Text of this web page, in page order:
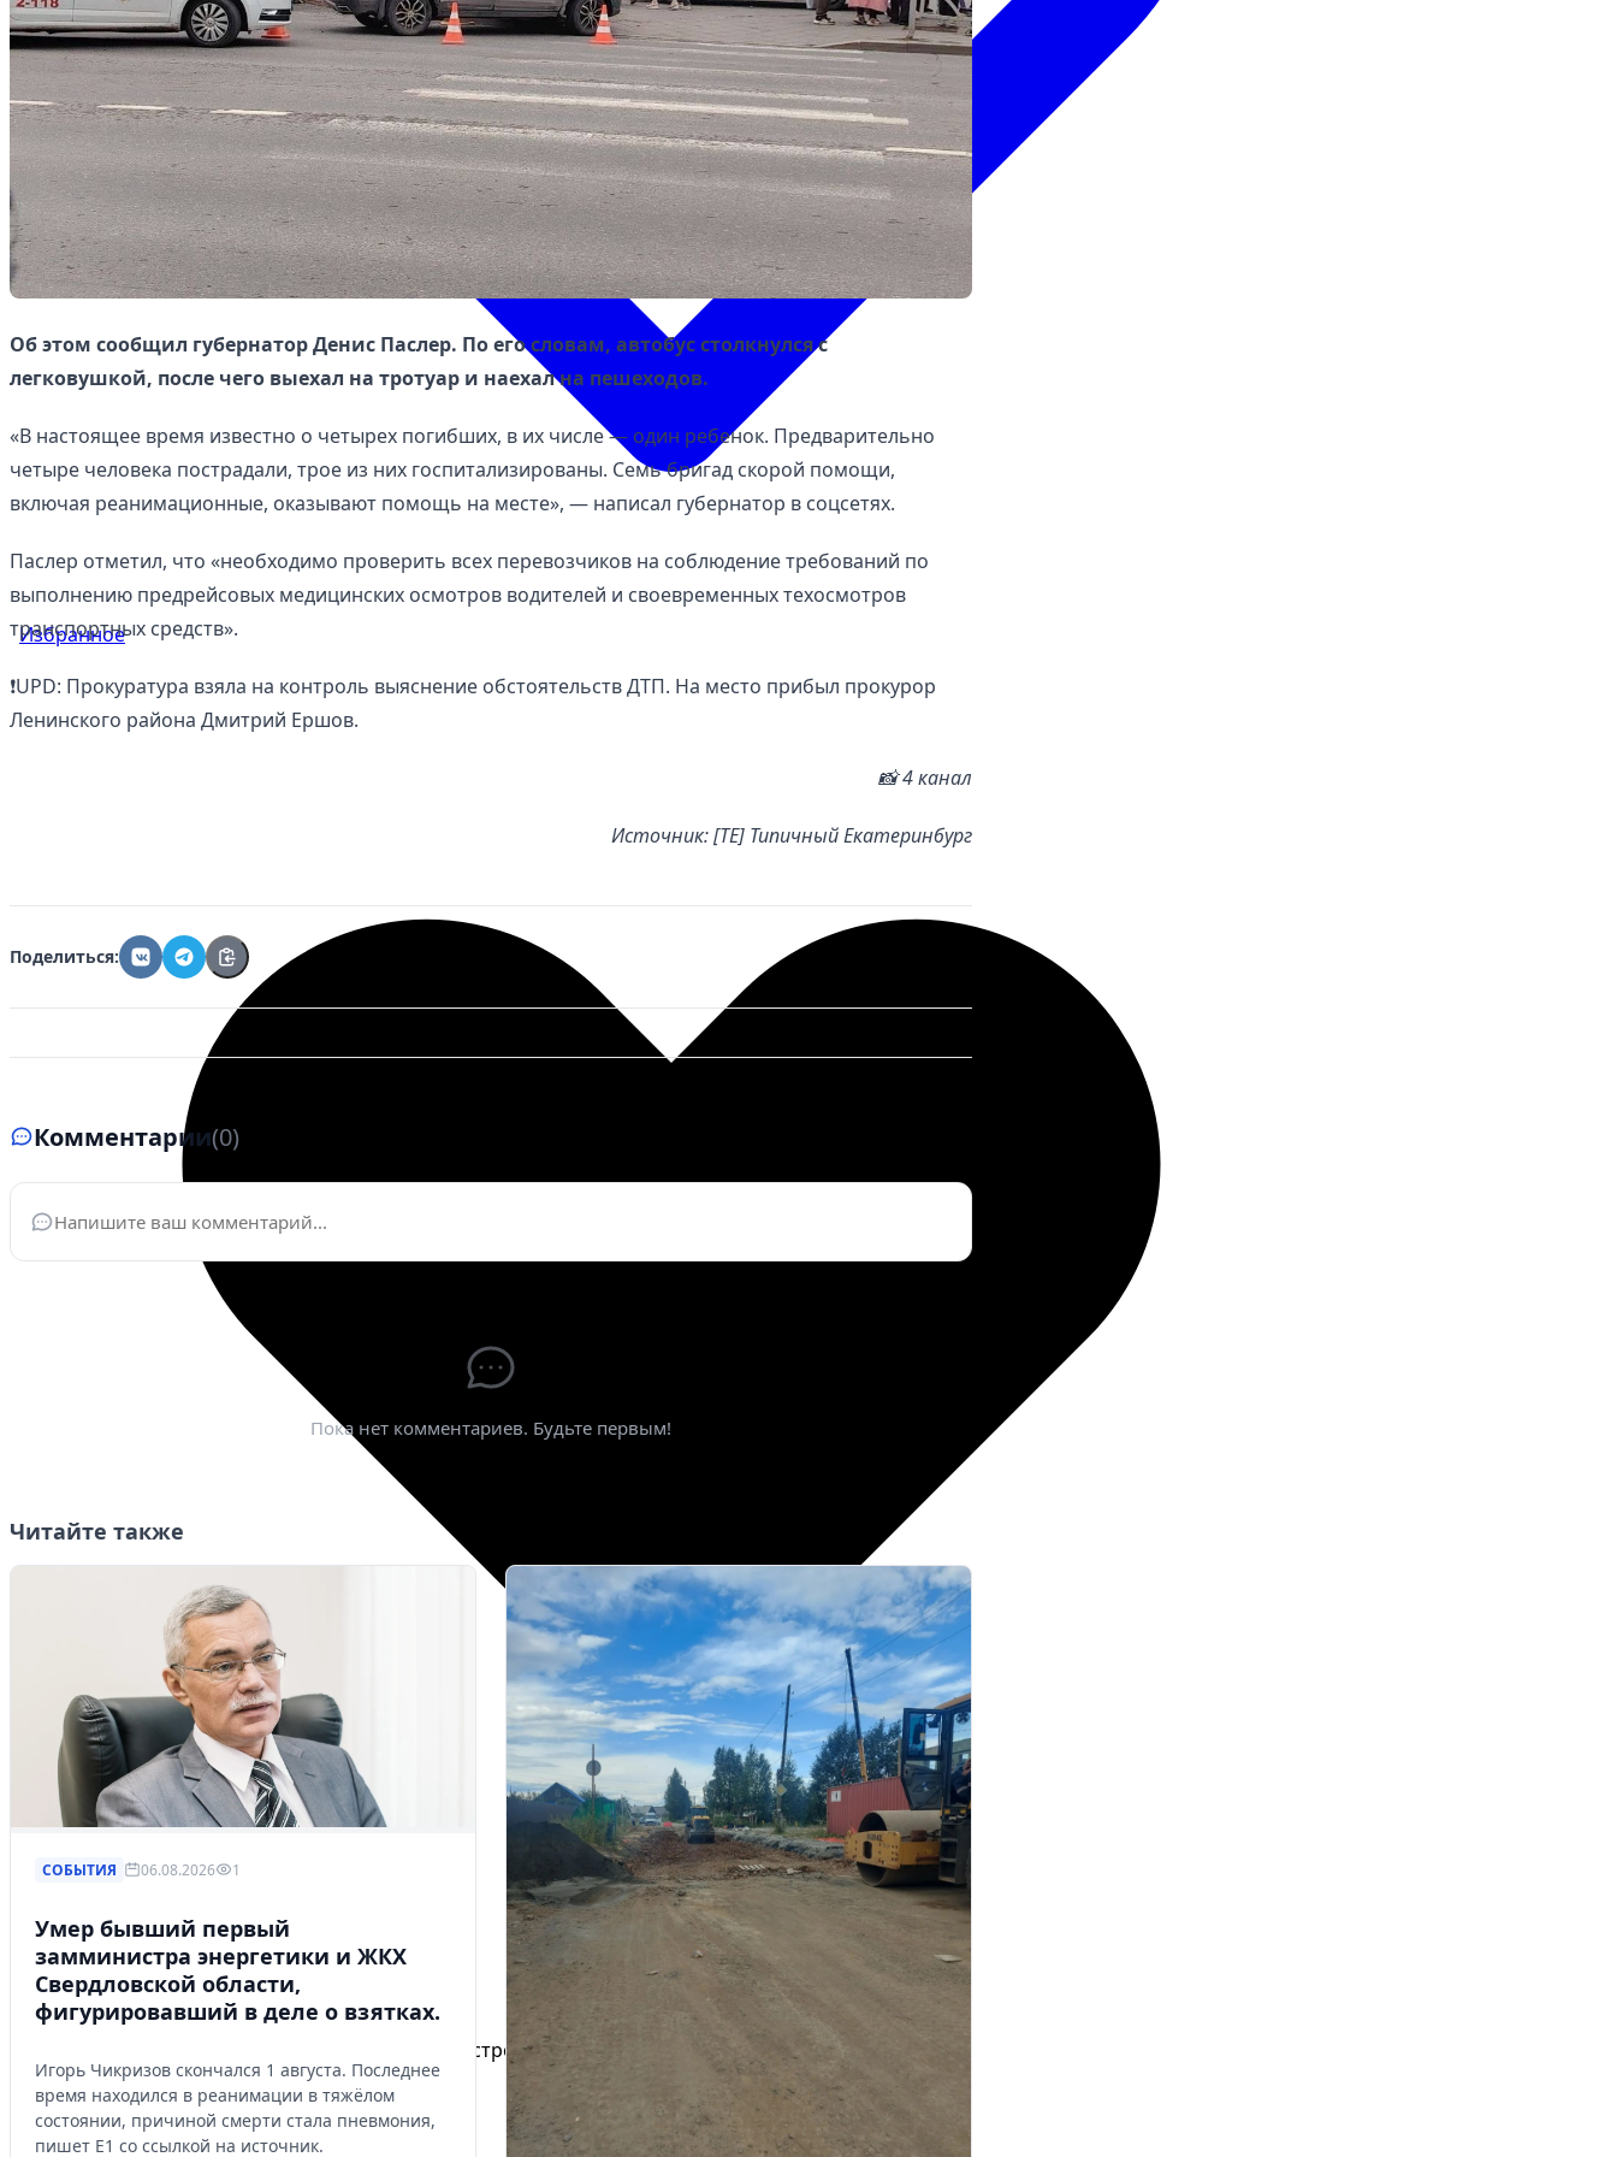
Избранное
Избранное
Сохраняйте интересные объявления, чтобы быстро вернуться к ним позже.
Перейти в избранное
Об этом сообщил губернатор Денис Паслер. По его словам, автобус столкнулся с
легковушкой, после чего выехал на тротуар и наехал на пешеходов.
«В настоящее время известно о четырех погибших, в их числе — один ребенок. Предварительно
четыре человека пострадали, трое из них госпитализированы. Семь бригад скорой помощи,
включая реанимационные, оказывают помощь на месте», — написал губернатор в соцсетях.
Паслер отметил, что «необходимо проверить всех перевозчиков на соблюдение требований по
выполнению предрейсовых медицинских осмотров водителей и своевременных техосмотров
транспортных средств».
❗️UPD: Прокуратура взяла на контроль выяснение обстоятельств ДТП. На место прибыл прокурор
Ленинского района Дмитрий Ершов.
📸 4 канал
Источник: [ТЕ] Типичный Екатеринбург
Поделиться:
Комментарии(0)
Ваше имя* Электронная почта*
Пока нет комментариев. Будьте первым!
Читайте также
СОБЫТИЯ 06.08.2026 1
Умер бывший первый
замминистра энергетики и ЖКХ
Свердловской области,
фигурировавший в деле о взятках.
Игорь Чикризов скончался 1 августа. Последнее
время находился в реанимации в тяжёлом
состоянии, причиной смерти стала пневмония,
пишет Е1 со ссылкой на источник.